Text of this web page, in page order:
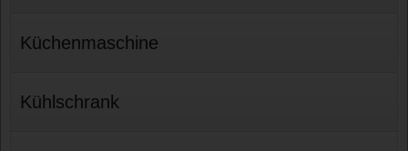
Küchenmaschine
Kühlschrank